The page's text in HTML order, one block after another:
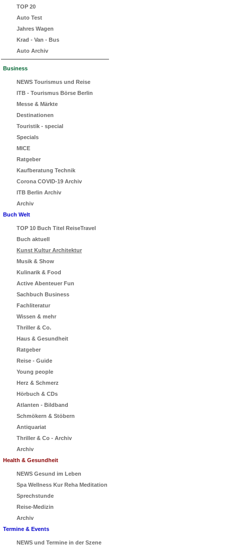
TOP 20
Auto Test
Jahres Wagen
Krad - Van - Bus
Auto Archiv
Business
NEWS Tourismus und Reise
ITB - Tourismus Börse Berlin
Messe & Märkte
Destinationen
Touristik - special
Specials
MICE
Ratgeber
Kaufberatung Technik
Corona COVID-19 Archiv
ITB Berlin Archiv
Archiv
Buch Welt
TOP 10 Buch Titel ReiseTravel
Buch aktuell
Kunst Kultur Architektur
Musik & Show
Kulinarik & Food
Active Abenteuer Fun
Sachbuch Business
Fachliteratur
Wissen & mehr
Thriller & Co.
Haus & Gesundheit
Ratgeber
Reise - Guide
Young people
Herz & Schmerz
Hörbuch & CDs
Atlanten - Bildband
Schmökern & Stöbern
Antiquariat
Thriller & Co - Archiv
Archiv
Health & Gesundheit
NEWS Gesund im Leben
Spa Wellness Kur Reha Meditation
Sprechstunde
Reise-Medizin
Archiv
Termine & Events
NEWS und Termine in der Szene